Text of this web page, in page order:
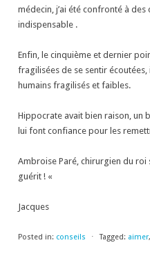
médecin, j’ai été confronté à
indispensable .
Enfin, le cinquième et dernier
fragilisées de se sentir
humains fragilisés et faibles.
Hippocrate avait bien raison, un
lui font confiance pour les
Ambroise Paré, chirurgien du roi
guérit ! «
Jacques
Posted in: conseils ⋅ Tagged: aimer,